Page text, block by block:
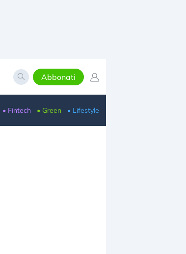
Abbonati
• Fintech • Green • Lifestyle